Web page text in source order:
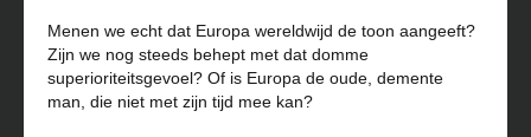
Menen we echt dat Europa wereldwijd de toon aangeeft?
Zijn we nog steeds behept met dat domme
superioriteitsgevoel? Of is Europa de oude, demente
man, die niet met zijn tijd mee kan?